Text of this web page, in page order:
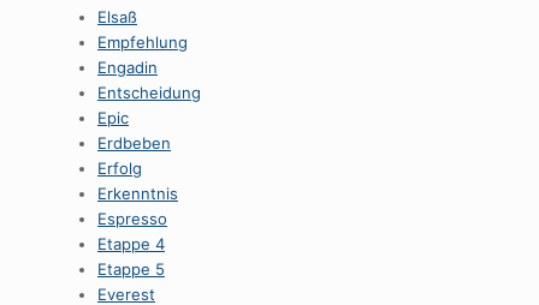
Elsaß
Empfehlung
Engadin
Entscheidung
Epic
Erdbeben
Erfolg
Erkenntnis
Espresso
Etappe 4
Etappe 5
Everest